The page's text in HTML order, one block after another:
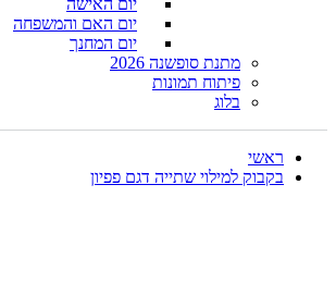
יום האישה
יום האם והמשפחה
יום המחנך
מתנת סופשנה 2026
פיתוח תמונות
בלוג
ראשי
בקבוק למילוי שתייה דגם פפיון